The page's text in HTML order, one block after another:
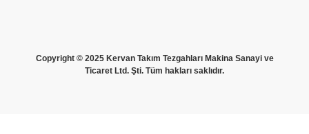
Copyright © 2025 Kervan Takım Tezgahları Makina Sanayi ve
Ticaret Ltd. Şti. Tüm hakları saklıdır.